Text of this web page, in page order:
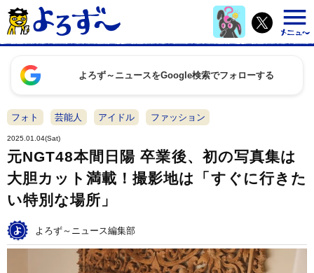
よろず～ニュースをGoogle検索でフォローする
フォト 芸能人 アイドル ファッション
2025.01.04(Sat)
元NGT48本間日陽 卒業後、初の写真集は
大胆カット満載！撮影地は「すぐに行きた
い特別な場所」
よろず～ニュース編集部